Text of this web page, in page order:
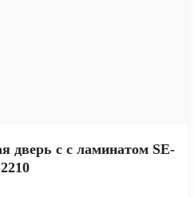
дверь с с ламинатом SE-
2210